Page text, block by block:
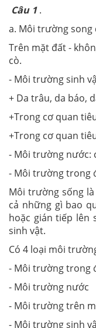
Câu 1.
a. Môi trường song
Trên mặt đất -
cò.
- Môi trường sinh
+ Da trâu, da báo,
+Trong cơ quan
+Trong cơ quan
- Môi trường nước:
- Môi trường trong
Môi trường sống
cả những gì bao
hoặc gián tiếp lên
sinh vật.
Có 4 loại môi
- Môi trường trong
- Môi trường nước
- Môi trường trên
- Môi trường sinh